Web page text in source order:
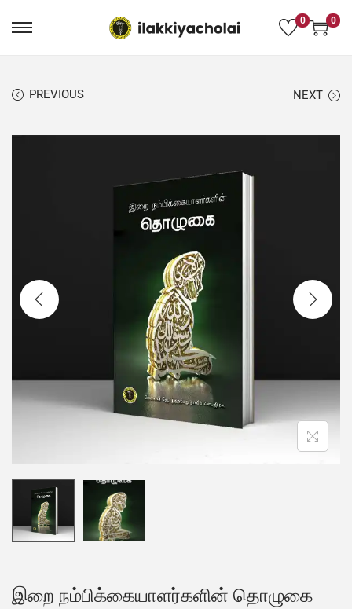
0 0
PREVIOUS NEXT
இறை நம்பிக்கையாளர்களின் தொழுகை